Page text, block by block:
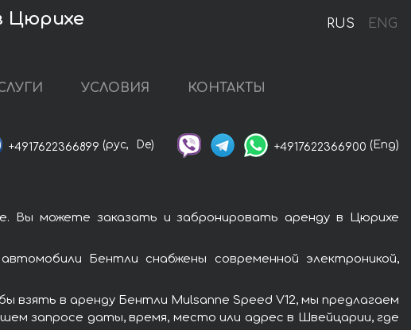
RUS ENG
Цюрихе
УСЛОВИЯ КОНТАКТЫ
+4917622366899 (рус, De) +4917622366900 (Eng)
Вы можете заказать и забронировать аренду в Цюрихе
Бентли снабжены современной электроникой,
в аренду Бентли Mulsanne Speed V12, мы предлагаем
запросе даты, время, место или адрес в Швейцарии, где